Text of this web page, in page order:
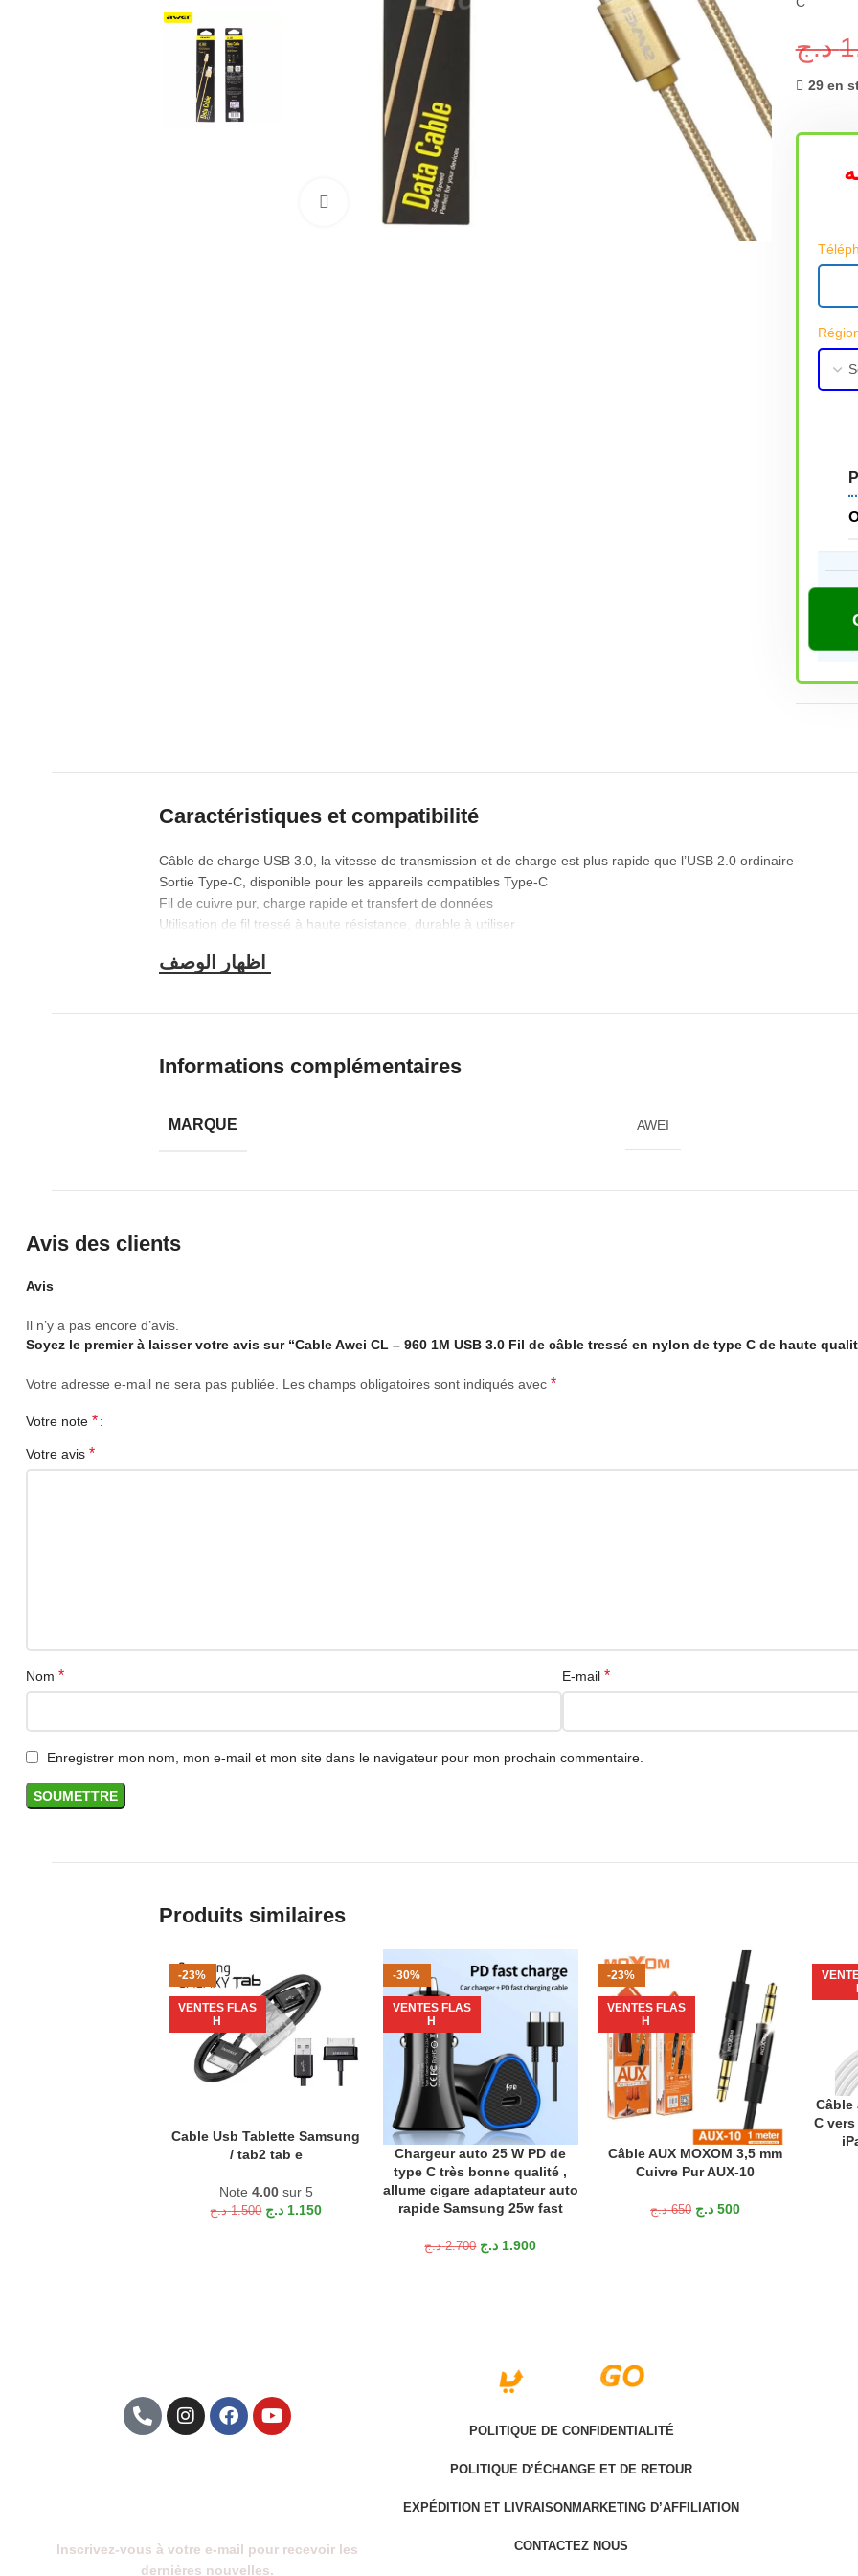
Cliquez pour agrandir
د.ج
29 en
Caractéristiques et compatibilité
Câble de charge USB 3.0, la vitesse de transmission et de charge est plus rapide que l’USB 2.0 ordinaire
Sortie Type-C, disponible pour les appareils compatibles Type-C
Fil de cuivre pur, charge rapide et transfert de données
Utilisation de fil tressé à haute résistance, durable à utiliser
Câble tressé en nylon de 1 m, durable avec une grande ténacité Longueur : 1 M
Informations complémentaires
MARQUE AWEI
Avis des clients
Avis
Il n’y a pas encore d’avis.
Soyez le premier à laisser votre avis sur “Cable Awei CL – 960 1M USB 3.0 Fil de câble tressé en nylon de type C de haute
Votre adresse e-mail ne sera pas publiée. Les champs obligatoires sont indiqués avec *
Votre note *
Votre avis *
Nom * E-mail *
Enregistrer mon nom, mon e-mail et mon site dans le navigateur pour mon prochain commentaire.
Produits similaires
-23%
VENTES FLAS
H
AJOUTER AU PANIER
Cable Usb Tablette Samsung
/ tab2 tab e
Note 4.00sur 5
1.500 د.ج 1.150 د.ج
-30%
VENTES FLAS
H
AJOUTER AU PANIER
Chargeur auto 25 W PD de
type C très bonne qualité ,
allume cigare adaptateur auto
rapide Samsung 25w fast
2.700 د.ج 1.900 د.ج
-23%
VENTES FLAS
H
AJOUTER AU PANIER
Câble AUX MOXOM 3,5 mm
Cuivre Pur AUX-10
650 د.ج 500 د.ج
Câble
C
Inscrivez-vous à votre e-mail pour recevoir les
dernières nouvelles.
POLITIQUE DE CONFIDENTIALITÉ
POLITIQUE D’ÉCHANGE ET DE RETOUR
EXPÉDITION ET LIVRAISON MARKETING D’AFFILIATION
CONTACTEZ NOUS